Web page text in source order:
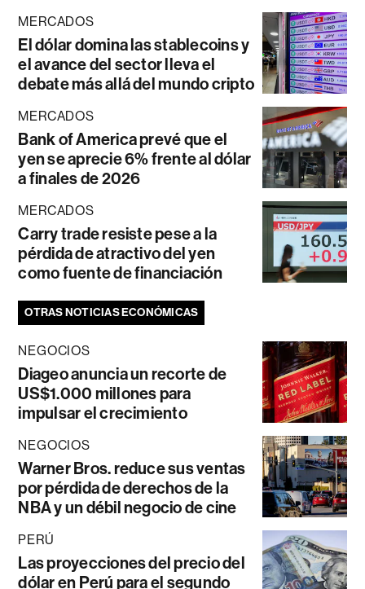
MERCADOS
El dólar domina las stablecoins y
el avance del sector lleva el
debate más allá del mundo cripto
MERCADOS
Bank of America prevé que el
yen se aprecie 6% frente al dólar
a finales de 2026
MERCADOS
Carry trade resiste pese a la
pérdida de atractivo del yen
como fuente de financiación
OTRAS NOTICIAS ECONÓMICAS
NEGOCIOS
Diageo anuncia un recorte de
US$1.000 millones para
impulsar el crecimiento
NEGOCIOS
Warner Bros. reduce sus ventas
por pérdida de derechos de la
NBA y un débil negocio de cine
PERÚ
Las proyecciones del precio del
dólar en Perú para el segundo